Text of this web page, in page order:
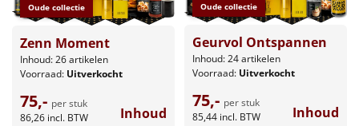
Oude collectie
Zenn Moment
Inhoud: 26 artikelen
Voorraad: Uitverkocht
75,- per stuk
86,26 incl. BTW Inhoud
Oude collectie
Geurvol Ontspannen
Inhoud: 24 artikelen
Voorraad: Uitverkocht
75,- per stuk
85,44 incl. BTW Inhoud